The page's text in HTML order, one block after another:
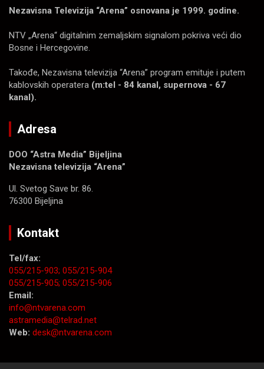
Nezavisna Televizija “Arena” osnovana je 1999. godine.
NTV „Arena“ digitalnim zemaljskim signalom pokriva veći dio
Bosne i Hercegovine.
Takođe, Nezavisna televizija “Arena” program emituje i putem
kablovskih operatera (m:tel - 84 kanal, supernova - 67
kanal).
Adresa
DOO “Astra Media” Bijeljina
Nezavisna televizija “Arena”
Ul. Svetog Save br. 86.
76300 Bijeljina
Kontakt
Tel/fax:
055/215-903; 055/215-904
055/215-905; 055/215-906
Email:
info@ntvarena.com
astramedia@telrad.net
Web: desk@ntvarena.com